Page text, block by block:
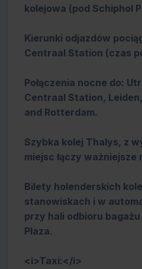
kolejowa (pod Schiphol
Kierunki odjazdów
Centraal Station (czas
Połączenia nocne do:
Centraal Station,
and Rotterdam.
Szybka kolej Thalys, z
miejsc łączy ważniejsze
Bilety holenderskich
stanowiskach i w
przy hali odbioru bagażu
Plaza.
<i>Taxi:</i>